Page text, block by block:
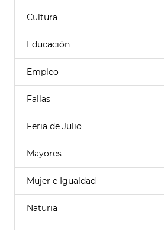
Cultura
Educación
Empleo
Fallas
Feria de Julio
Mayores
Mujer e Igualdad
Naturia